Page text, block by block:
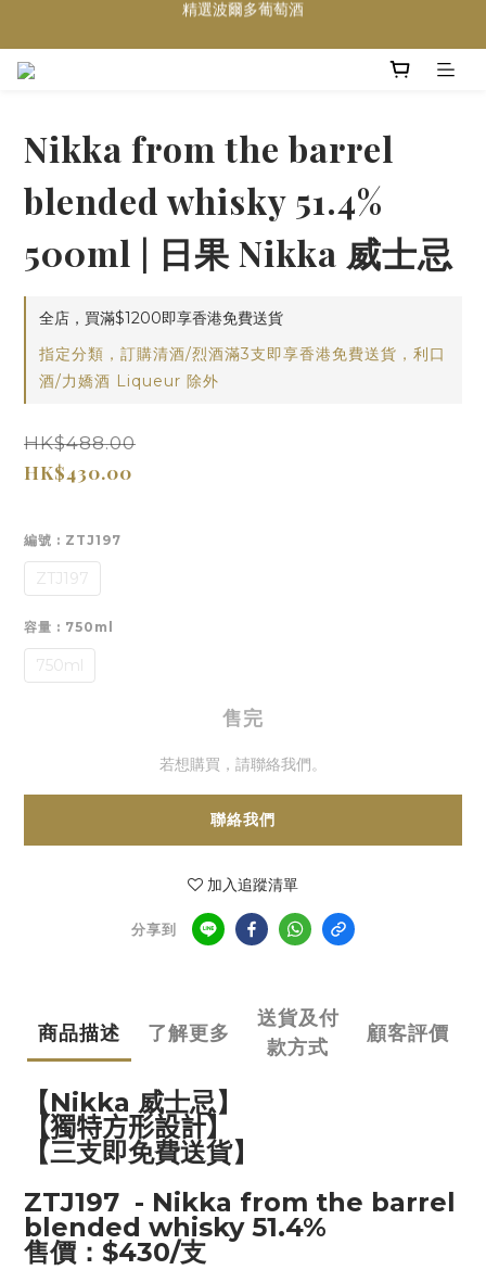
買滿任何酒類 六支 或買滿 $1200 (不限支數) 皆可享免費送貨
買滿任何酒類 六支 或買滿 $1200 (不限支數) 皆可享免費送貨
Nikka from the barrel
blended whisky 51.4%
500ml | 日果 Nikka 威士忌
全店，買滿$1200即享香港免費送貨
指定分類，訂購清酒/烈酒滿3支即享香港免費送貨，利口
酒/力嬌酒 Liqueur 除外
HK$488.00
HK$430.00
編號 : ZTJ197
ZTJ197
容量 : 750ml
750ml
售完
若想購買，請聯絡我們。
聯絡我們
加入追蹤清單
分享到
商品描述 了解更多
送貨及付
款方式
顧客評價
【Nikka 威士忌】
【獨特方形設計】
【三支即免費送貨】
ZTJ197 - Nikka from the barrel
blended whisky 51.4%
售價：$430/支